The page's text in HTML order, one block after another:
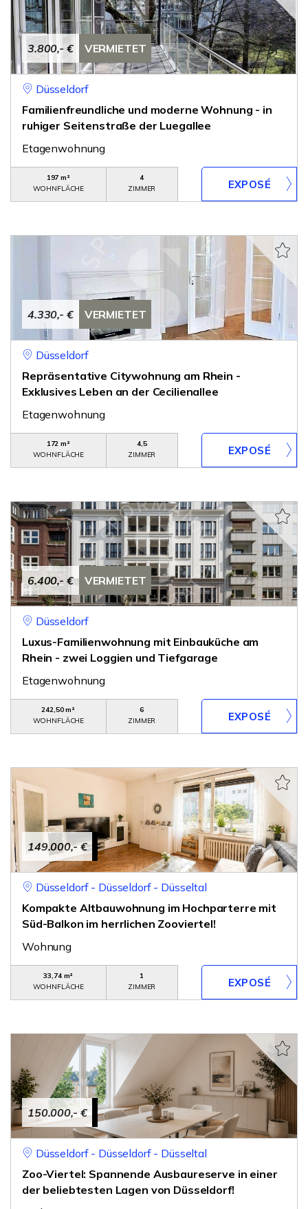
3.800,- € VERMIETET
Düsseldorf
Familienfreundliche und moderne Wohnung - in
ruhiger Seitenstraße der Luegallee
Etagenwohnung
197 m²
WOHNFLÄCHE
4
ZIMMER
4.330,- € VERMIETET
Düsseldorf
Repräsentative Citywohnung am Rhein -
Exklusives Leben an der Cecilienallee
Etagenwohnung
172 m²
WOHNFLÄCHE
4,5
ZIMMER
6.400,- € VERMIETET
Düsseldorf
Luxus-Familienwohnung mit Einbauküche am
Rhein - zwei Loggien und Tiefgarage
Etagenwohnung
242,50 m²
WOHNFLÄCHE
6
ZIMMER
149.000,- €
Düsseldorf - Düsseldorf - Düsseltal
Kompakte Altbauwohnung im Hochparterre mit
Süd-Balkon im herrlichen Zooviertel!
Wohnung
33,74 m²
WOHNFLÄCHE
1
ZIMMER
150.000,- €
Düsseldorf - Düsseldorf - Düsseltal
Zoo-Viertel: Spannende Ausbaureserve in einer
der beliebtesten Lagen von Düsseldorf!